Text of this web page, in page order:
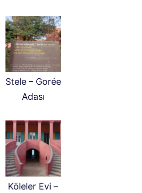
Stele – Gorée
Adası
Köleler Evi –